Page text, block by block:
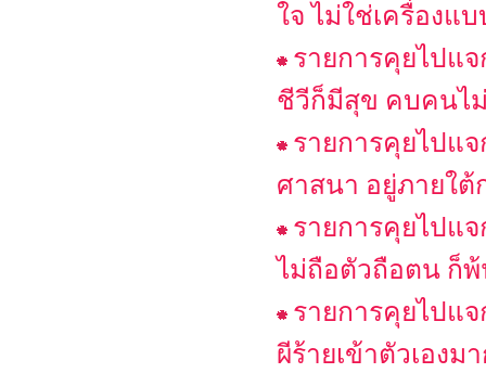
ใจ ไม่ใช่เครื่องแบ
รายการคุยไปแ
ชีวีก็มีสุข คบคนไ
รายการคุยไปแ
ศาสนา อยู่ภายใ
รายการคุยไปแ
ไม่ถือตัวถือตน ก็พ้
รายการคุยไปแ
ผีร้ายเข้าตัวเองม